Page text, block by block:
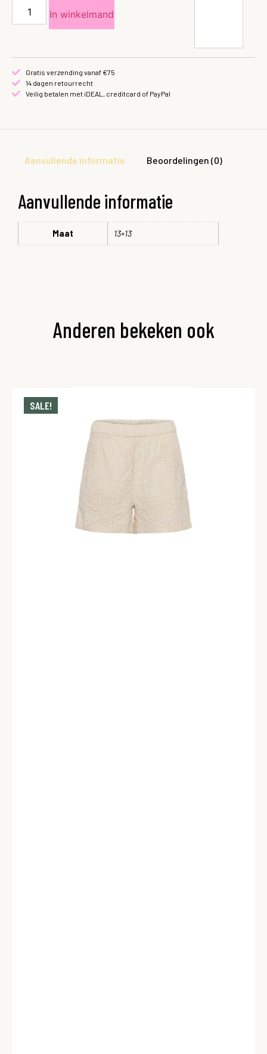
In winkelmand
Gratis verzending vanaf €75
14 dagen retourrecht
Veilig betalen met iDEAL, creditcard of PayPal
Aanvullende informatie Beoordelingen (0)
Aanvullende informatie
Maat 13×13
Anderen bekeken ook
SALE!